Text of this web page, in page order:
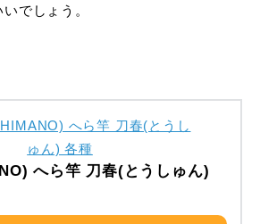
でしょう。
へら竿 刀春(とうしゅん)